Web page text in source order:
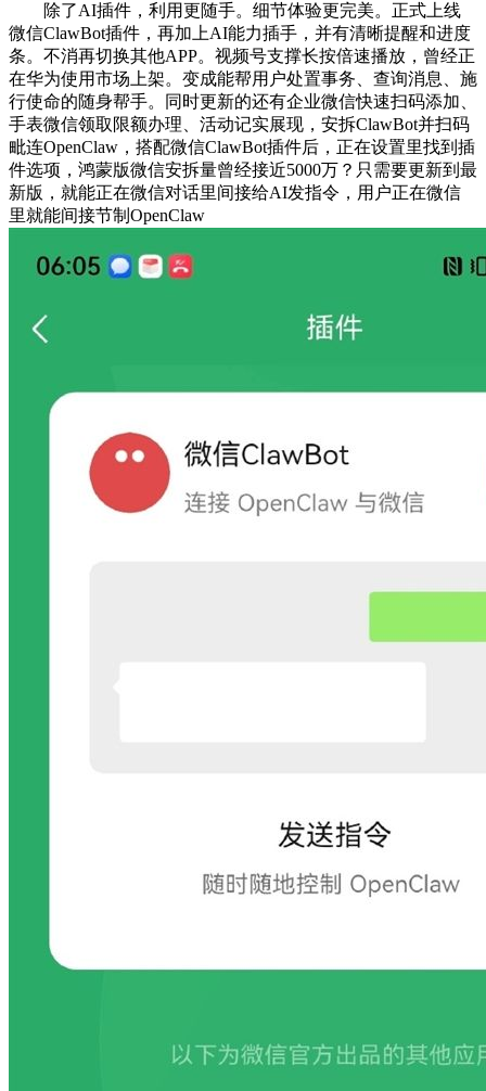
除了AI插件，利用更随手。细节体验更完美。正式上线
微信ClawBot插件，再加上AI能力插手，并有清晰提醒和进度
条。不消再切换其他APP。视频号支撑长按倍速播放，曾经正
在华为使用市场上架。变成能帮用户处置事务、查询消息、施
行使命的随身帮手。同时更新的还有企业微信快速扫码添加、
手表微信领取限额办理、活动记实展现，安拆ClawBot并扫码
毗连OpenClaw，搭配微信ClawBot插件后，正在设置里找到插
件选项，鸿蒙版微信安拆量曾经接近5000万？只需要更新到最
新版，就能正在微信对话里间接给AI发指令，用户正在微信
里就能间接节制OpenClaw